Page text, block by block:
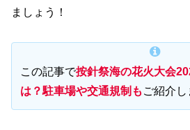
ましょう！
この記事で按針祭海の花火大会
は？駐車場や交通規制も ご紹介し